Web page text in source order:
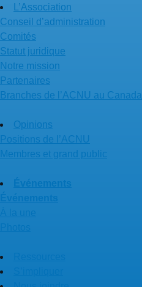
L’Association
Conseil d’administration
Comités
Statut juridique
Notre mission
Partenaires
Branches de l’ACNU au Canada
Opinions
Positions de l’ACNU
Membres et grand public
Événements
Événements